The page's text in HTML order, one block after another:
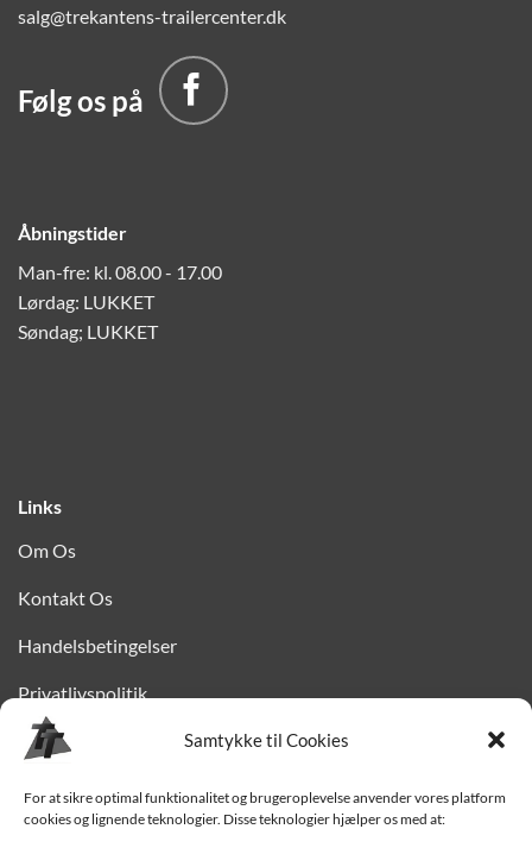
Samtykke til Cookies
For at sikre optimal funktionalitet og brugeroplevelse anvender vores platform
cookies og lignende teknologier. Disse teknologier hjælper os med at:
salg@trekantens-trailercenter.dk
Følg os på
Åbningstider
Man-fre: kl. 08.00 - 17.00
Lørdag: LUKKET
Søndag; LUKKET
Links
Om Os
Kontakt Os
Handelsbetingelser
Privatlivspolitik
Finansiering
Levering til Sjælland